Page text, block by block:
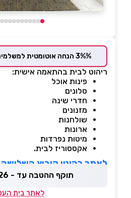
3%% הנחה אוטומטית למשלמים בכרטיס המועדון
ריהוט לבית בהתאמה אישית:
פינות אוכל
סלונים
חדרי שינה
מזנונים
שולחנות
ארונות
מיטות נפרדות
אקססוריז לבית.
לאתר רהיטי קיבוץ השלושה
תוקף ההטבה עד - 10.09.2026
לאתר בית